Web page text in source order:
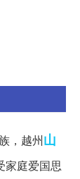
，越州山
家庭爱国思